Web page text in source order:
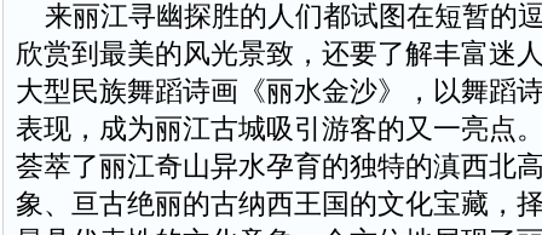
来丽江寻幽探胜的人们都试图在短暂的
欣赏到最美的风光景致，还要了解丰富迷
大型民族舞蹈诗画《丽水金沙》，以舞蹈
表现，成为丽江古城吸引游客的又一亮点
荟萃了丽江奇山异水孕育的独特的滇西北
象、亘古绝丽的古纳西王国的文化宝藏，